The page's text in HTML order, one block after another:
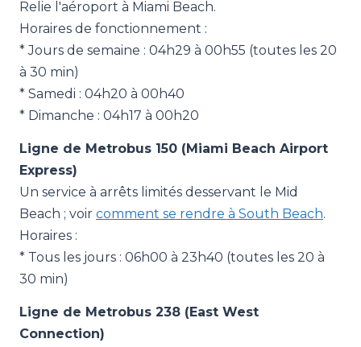
Relie l'aéroport à Miami Beach.
Horaires de fonctionnement :
* Jours de semaine : 04h29 à 00h55 (toutes les 20
à 30 min)
* Samedi : 04h20 à 00h40
* Dimanche : 04h17 à 00h20
Ligne de Metrobus 150 (Miami Beach Airport
Express)
Un service à arrêts limités desservant le Mid
Beach ; voir comment se rendre à South Beach.
Horaires :
* Tous les jours : 06h00 à 23h40 (toutes les 20 à
30 min)
Ligne de Metrobus 238 (East West
Connection)